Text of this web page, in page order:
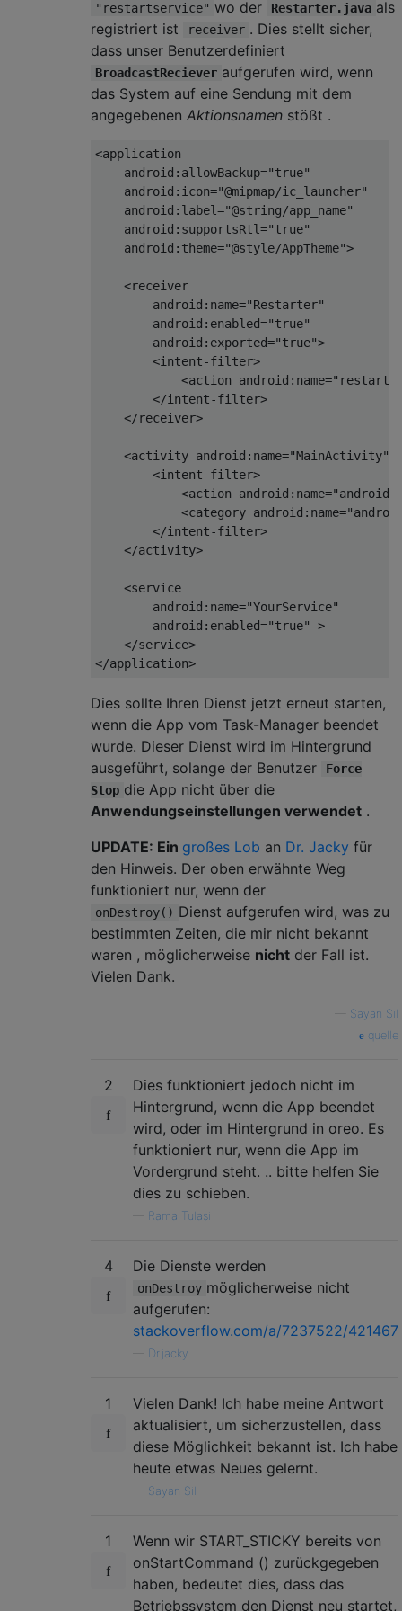
"restartservice" wo der Restarter.java als
registriert ist
receiver . Dies stellt sicher,
dass unser Benutzerdefiniert
BroadcastReciever aufgerufen wird, wenn
das System auf eine Sendung mit dem
angegebenen Aktionsnamen stößt .
<application
android:allowBackup="true"
android:icon="@mipmap/ic_launcher"
android:label="@string/app_name"
android:supportsRtl="true"
android:theme="@style/AppTheme">
<receiver
android:name="Restarter"
android:enabled="true"
android:exported="true">
<intent-filter>
<action android:name=
</intent-filter>
</receiver>
<activity android:name="MainActivity"
<intent-filter>
<action android:name=
<category android:name=
</intent-filter>
</activity>
<service
android:name="YourService"
android:enabled="true"
>
</service>
</application>
Dies sollte Ihren Dienst jetzt erneut starten,
wenn die App vom Task-Manager beendet
wurde. Dieser Dienst wird im Hintergrund
ausgeführt, solange der Benutzer
Force
Stop die App nicht über die
Anwendungseinstellungen verwendet .
UPDATE: Ein großes Lob an Dr. Jacky für
den Hinweis. Der oben erwähnte Weg
funktioniert nur, wenn der
onDestroy() Dienst aufgerufen wird, was zu
bestimmten Zeiten, die mir nicht bekannt
waren , möglicherweise nicht der Fall ist.
Vielen Dank.
Sayan Sil
quelle
2
Dies funktioniert jedoch nicht im
Hintergrund, wenn die App beendet
wird, oder im Hintergrund in oreo. Es
funktioniert nur, wenn die App im
Vordergrund steht. .. bitte helfen Sie
dies zu schieben.
Rama Tulasi
4 Die Dienste werden
onDestroy möglicherweise nicht
aufgerufen:
stackoverflow.com/a/7237522/421467
Dr.jacky
1
Vielen Dank! Ich habe meine Antwort
aktualisiert, um sicherzustellen, dass
diese Möglichkeit bekannt ist. Ich habe
heute etwas Neues gelernt.
Sayan Sil
1
Wenn wir START_STICKY bereits von
onStartCommand () zurückgegeben
haben, bedeutet dies, dass das
Betriebssystem den Dienst neu startet,